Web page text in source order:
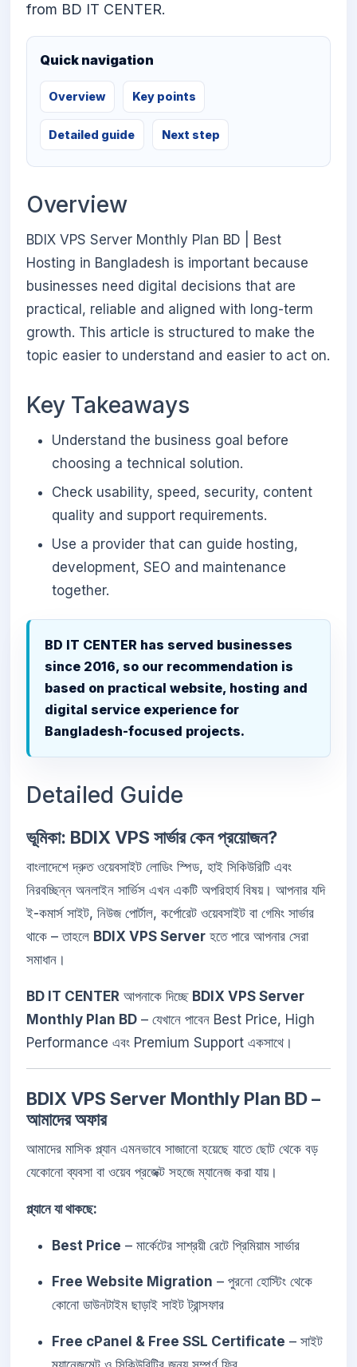
from BD IT CENTER.
Quick navigation
Overview Key points
Detailed guide Next step
Overview
BDIX VPS Server Monthly Plan BD | Best
Hosting in Bangladesh is important because
businesses need digital decisions that are
practical, reliable and aligned with long-term
growth. This article is structured to make the
topic easier to understand and easier to act on.
Key Takeaways
Understand the business goal before
choosing a technical solution.
Check usability, speed, security, content
quality and support requirements.
Use a provider that can guide hosting,
development, SEO and maintenance
together.
BD IT CENTER has served businesses
since 2016, so our recommendation is
based on practical website, hosting and
digital service experience for
Bangladesh-focused projects.
Detailed Guide
ভূমিকা: BDIX VPS সার্ভার কেন প্রয়োজন?
বাংলাদেশে দ্রুত ওয়েবসাইট লোডিং স্পিড, হাই সিকিউরিটি এবং
নিরবচ্ছিন্ন অনলাইন সার্ভিস এখন একটি অপরিহার্য বিষয়। আপনার যদি
ই-কমার্স সাইট, নিউজ পোর্টাল, কর্পোরেট ওয়েবসাইট বা গেমিং সার্ভার
থাকে – তাহলে BDIX VPS Server হতে পারে আপনার সেরা
সমাধান।
BD IT CENTER আপনাকে দিচ্ছে BDIX VPS Server
Monthly Plan BD – যেখানে পাবেন Best Price, High
Performance এবং Premium Support একসাথে।
BDIX VPS Server Monthly Plan BD –
আমাদের অফার
আমাদের মাসিক প্ল্যান এমনভাবে সাজানো হয়েছে যাতে ছোট থেকে বড়
যেকোনো ব্যবসা বা ওয়েব প্রজেক্ট সহজে ম্যানেজ করা যায়।
প্ল্যানে যা থাকছে:
Best Price – মার্কেটের সাশ্রয়ী রেটে প্রিমিয়াম সার্ভার
Free Website Migration – পুরনো হোস্টিং থেকে
কোনো ডাউনটাইম ছাড়াই সাইট ট্রান্সফার
Free cPanel & Free SSL Certificate – সাইট